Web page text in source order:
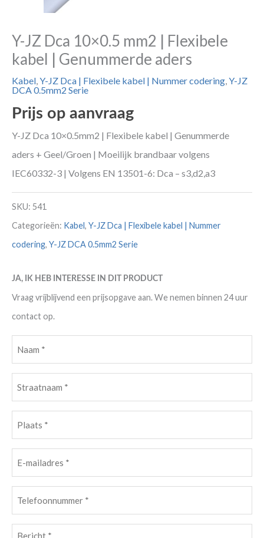
Y-JZ Dca 10×0.5 mm2 | Flexibele
kabel | Genummerde aders
Kabel,Y-JZ Dca | Flexibele kabel | Nummer codering,Y-JZ
DCA 0.5mm2 Serie
Prijs op aanvraag
Y-JZ Dca 10×0.5mm2 | Flexibele kabel | Genummerde
aders + Geel/Groen | Moeilijk brandbaar volgens
IEC60332-3 | Volgens EN 13501-6: Dca – s3,d2,a3
SKU: 541
Categorieën: Kabel, Y-JZ Dca | Flexibele kabel | Nummer
codering, Y-JZ DCA 0.5mm2 Serie
JA, IK HEB INTERESSE IN DIT PRODUCT
Vraag vrijblijvend een prijsopgave aan. We nemen binnen 24 uur
contact op.
(Vereist)
(Vereist)
(Vereist)
mailadres(Vereist)
(Vereist)
Bericht (Vereist)